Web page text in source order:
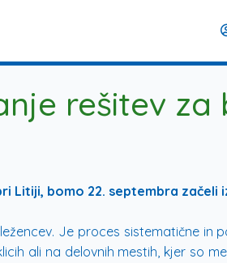
rešitev
Litiji, bomo 22. septembra
Je proces sistematične in
ali na delovnih mestih, kjer so